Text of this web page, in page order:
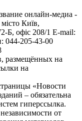
онлайн-медиа -
Київ,
офіс 208/1 E-mail:
044-205-43-00
размещённых на
на
«Новости
– обязательна
гиперссылка.
от